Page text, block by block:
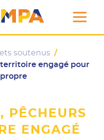
soutenus /
territoire engagé pour
PÊCHEURS
ENGAGÉ